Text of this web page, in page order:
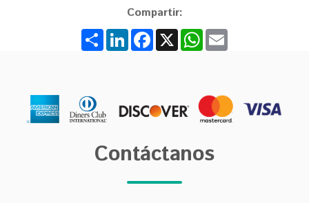
Compartir:
ShareLinkedInFacebook
X WhatsApp
Contáctanos